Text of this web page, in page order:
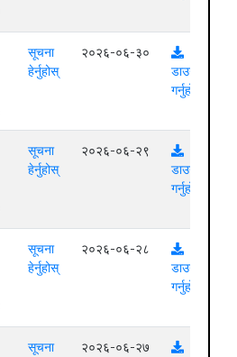
सूचना
हेर्नुहोस्
२०२६-०६-३०
डाउनलोड
गर्नुहोस्
सूचना
हेर्नुहोस्
२०२६-०६-२९
डाउनलोड
गर्नुहोस्
सूचना
हेर्नुहोस्
२०२६-०६-२८
डाउनलोड
गर्नुहोस्
सूचना
२०२६-०६-२७